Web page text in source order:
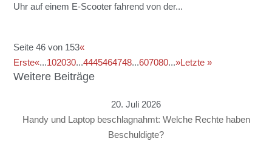
Uhr auf einem E-Scooter fahrend von der...
Seite 46 von 153«
Erste«...102030...4445464748...607080...»Letzte »
Weitere Beiträge
20. Juli 2026
Handy und Laptop beschlagnahmt: Welche Rechte haben
Beschuldigte?